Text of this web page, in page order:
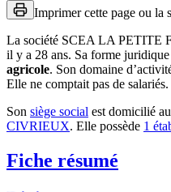
Imprimer cette page ou la
La société SCEA LA PETITE
il y a 28 ans. Sa forme juridique
agricole. Son domaine
Elle ne comptait pas de salariés.
Son siège social est domicilié au
CIVRIEUX. Elle possède 1
Fiche résumé